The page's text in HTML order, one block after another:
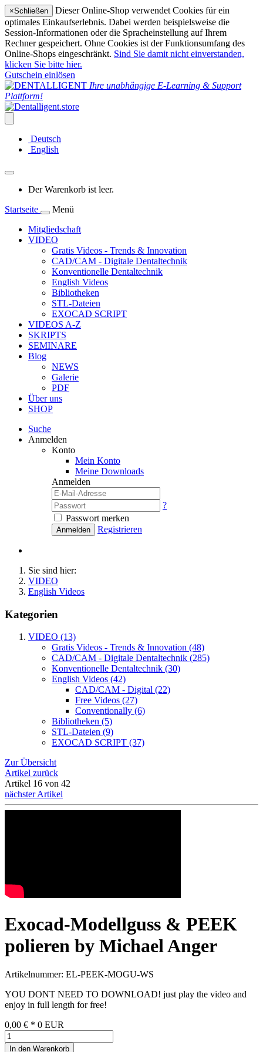
×Schließen
Dieser Online-Shop verwendet Cookies für ein
optimales Einkaufserlebnis. Dabei werden beispielsweise die
Session-Informationen oder die Spracheinstellung auf Ihrem
Rechner gespeichert. Ohne Cookies ist der Funktionsumfang des
Online-Shops eingeschränkt. Sind Sie damit nicht einverstanden,
klicken Sie bitte hier.
Gutschein einlösen
Ihre unabhängige E-Learning & Support
Plattform!
Deutsch
English
Der Warenkorb ist leer.
Startseite
Menü
Mitgliedschaft
VIDEO
Gratis Videos - Trends & Innovation
CAD/CAM - Digitale Dentaltechnik
Konventionelle Dentaltechnik
English Videos
Bibliotheken
STL-Dateien
EXOCAD SCRIPT
VIDEOS A-Z
SKRIPTS
SEMINARE
Blog
NEWS
Galerie
PDF
Über uns
SHOP
Suche
Anmelden
Konto
Mein Konto
Meine Downloads
Anmelden
?
Passwort merken
Anmelden Registrieren
Sie sind hier:
VIDEO
English Videos
Kategorien
VIDEO (13)
Gratis Videos - Trends & Innovation (48)
CAD/CAM - Digitale Dentaltechnik (285)
Konventionelle Dentaltechnik (30)
English Videos (42)
CAD/CAM - Digital (22)
Free Videos (27)
Conventionally (6)
Bibliotheken (5)
STL-Dateien (9)
EXOCAD SCRIPT (37)
Zur Übersicht
Artikel zurück
Artikel 16 von 42
nächster Artikel
Exocad-Modellguss & PEEK
polieren by Michael Anger
Artikelnummer: EL-PEEK-MOGU-WS
YOU DONT NEED TO DOWNLOAD! just play the video and
enjoy in full length for free!
0,00 € * 0 EUR
In den Warenkorb